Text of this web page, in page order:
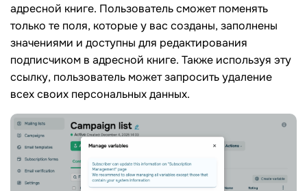
адресной книге. Пользователь сможет поменять
только те поля, которые у вас созданы, заполнены
значениями и доступны для редактирования
подписчиком в адресной книге. Также используя эту
ссылку, пользователь может запросить удаление
всех своих персональных данных.